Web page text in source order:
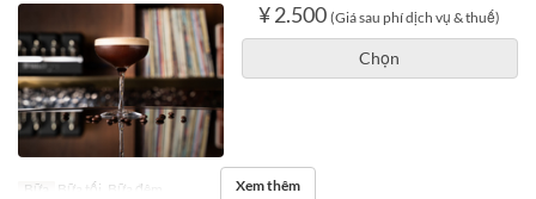
¥ 2.500 (Giá sau phí dịch vụ & thuế)
Chọn
Bữa Bữa tối, Bữa đêm Xem thêm